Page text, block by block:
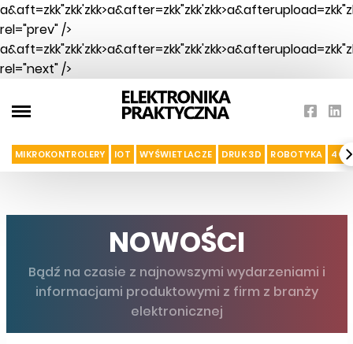
rel="prev" />
rel="next" />
MIKROKONTROLERY IOT WYŚWIETLACZE DRUK 3D ROBOTYKA 4G I
NOWOŚCI
Bądź na czasie z najnowszymi wydarzeniami i
informacjami produktowymi z firm z branży
elektronicznej